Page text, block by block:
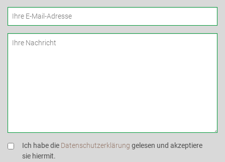
Ich habe die Datenschutzerklärung gelesen und akzeptiere
sie hiermit.